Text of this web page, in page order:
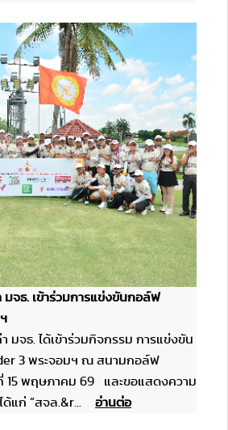
จธ. เข้าร่วมการแข่งขันกอล์ฟ
มจธ. ได้เข้าร่วมกิจกรรม การแข่งขัน
3 พระจอมฯ ณ สนามกอล์ฟ
15 พฤษภาคม 69 และขอแสดงความ
ด้แก่ “สจล.&r... อ่านต่อ